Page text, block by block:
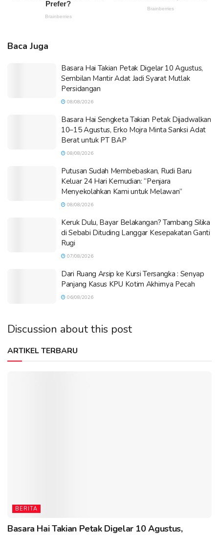
Baca Juga
Basara Hai Takian Petak Digelar 10 Agustus,
Sembilan Mantir Adat Jadi Syarat Mutlak
Persidangan
08/08/2026
Basara Hai Sengketa Takian Petak Dijadwalkan
10–15 Agustus, Erko Mojra Minta Sanksi Adat
Berat untuk PT BAP
08/08/2026
Putusan Sudah Membebaskan, Rudi Baru
Keluar 24 Hari Kemudian: “Penjara
Menyekolahkan Kami untuk Melawan”
08/08/2026
Keruk Dulu, Bayar Belakangan? Tambang Silika
di Sebabi Dituding Langgar Kesepakatan Ganti
Rugi
07/08/2026
Dari Ruang Arsip ke Kursi Tersangka : Senyap
Panjang Kasus KPU Kotim Akhirnya Pecah
06/08/2026
Discussion about this post
ARTIKEL TERBARU
BERITA
Basara Hai Takian Petak Digelar 10 Agustus,